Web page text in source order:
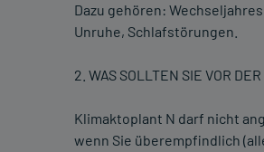
Dazu gehören:
Unruhe, Schlafstörungen.
2. WAS SOLLTEN SIE VOR
Klimaktoplant N darf nicht
wenn Sie überempfindlich